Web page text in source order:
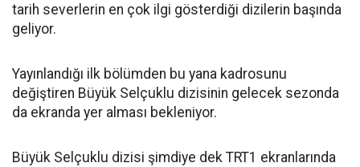
tarih severlerin en çok ilgi gösterdiği dizilerin başında
geliyor.
Yayınlandığı ilk bölümden bu yana kadrosunu
değiştiren Büyük Selçuklu dizisinin gelecek sezonda
da ekranda yer alması bekleniyor.
Büyük Selçuklu dizisi şimdiye dek TRT1 ekranlarında